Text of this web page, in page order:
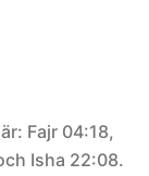
Fajr 04:18,
Isha 22:08.